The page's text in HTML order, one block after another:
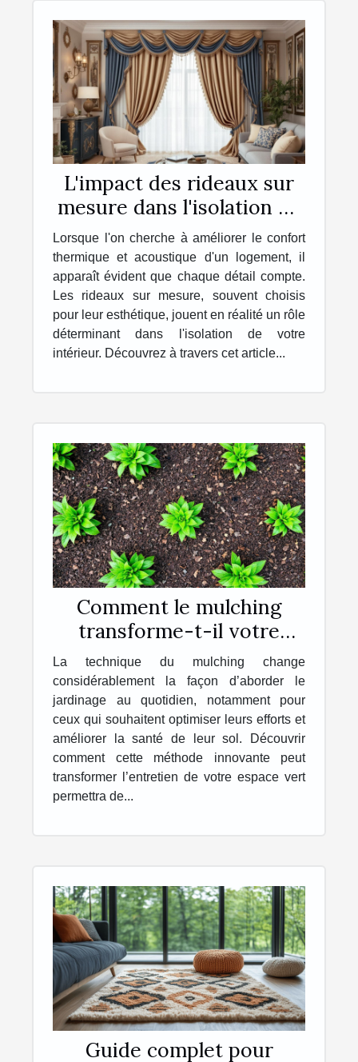
L'impact des rideaux sur
mesure dans l'isolation de
votre intérieur
Lorsque l'on cherche à améliorer le confort
thermique et acoustique d'un logement, il
apparaît évident que chaque détail compte.
Les rideaux sur mesure, souvent choisis
pour leur esthétique, jouent en réalité un rôle
déterminant dans l'isolation de votre
intérieur. Découvrez à travers cet article...
Comment le mulching
transforme-t-il votre
jardinage quotidien ?
La technique du mulching change
considérablement la façon d’aborder le
jardinage au quotidien, notamment pour
ceux qui souhaitent optimiser leurs efforts et
améliorer la santé de leur sol. Découvrir
comment cette méthode innovante peut
transformer l’entretien de votre espace vert
permettra de...
Guide complet pour